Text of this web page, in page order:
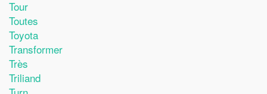
Tour
Toutes
Toyota
Transformer
Très
Triliand